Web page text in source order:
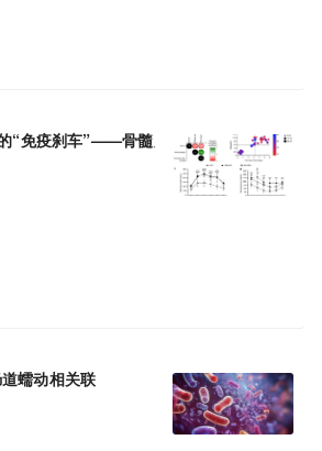
“免疫刹车”——骨髓脂肪如何用PD-L1悄悄
蠕动相关联